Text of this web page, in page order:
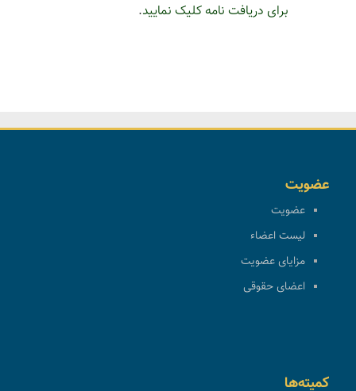
برای دریافت نامه کلیک نمایید.
عضویت
عضویت
لیست اعضاء
مزایای عضویت
اعضای حقوقی
کمیته‌ها